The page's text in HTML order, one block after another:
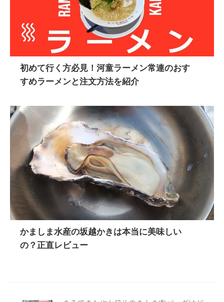
初めて行く方必見！河童ラーメン常連のおす
すめラーメンと注文方法を紹介
かましま水産の坂越かきは本当に美味しい
の？正直レビュー